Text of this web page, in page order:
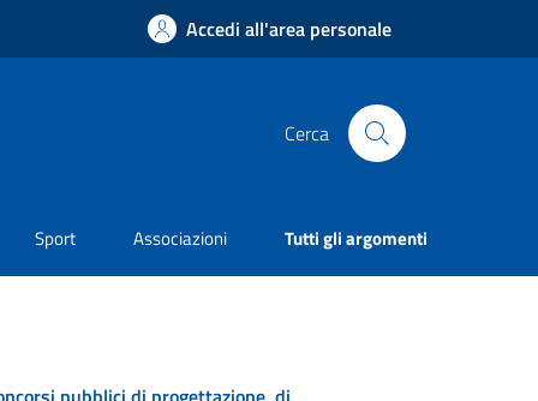
Accedi all'area personale
Cerca
Sport Associazioni Tutti gli argomenti